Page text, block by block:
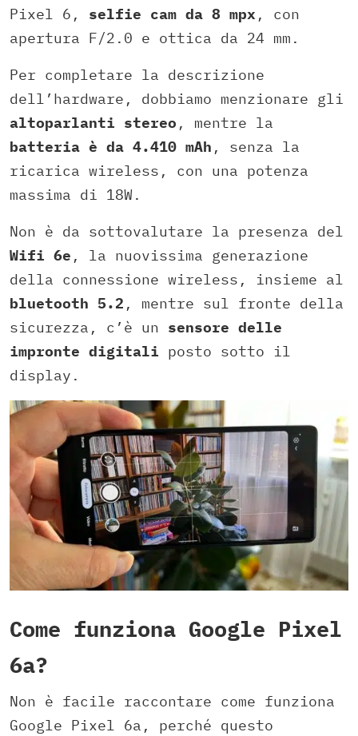
Pixel 6, selfie cam da 8 mpx , con
apertura F/2.0 e ottica da 24 mm.
Per completare la descrizione
dell’hardware, dobbiamo menzionare gli
altoparlanti stereo , mentre la
batteria è da 4.410 mAh , senza la
ricarica wireless, con una potenza
massima di 18W.
Non è da sottovalutare la presenza del
Wifi 6e , la nuovissima generazione
della connessione wireless, insieme al
bluetooth 5.2 , mentre sul fronte della
sicurezza, c’è un sensore delle
impronte digitali posto sotto il
display.
Come funziona Google Pixel
6a?
Non è facile raccontare come funziona
Google Pixel 6a, perché questo